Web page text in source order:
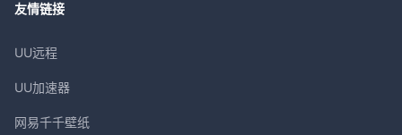
友情链接
UU远程
UU加速器
网易千千壁纸